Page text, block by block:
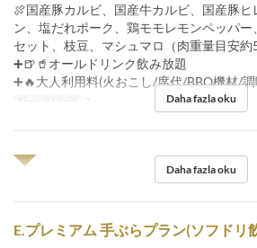
🍖国産豚カルビ、国産牛カルビ、国産豚
ン、塩だれポーク、鶏モモレモンペッパ
セット、枝豆、マシュマロ（肉重量目安約
➕🍺🥤オールドリンク飲み放題
➕🔥大人利用料(火おこし/席代/BBQ機材/
Sipariş Limiti 2 ~ Daha fazla oku
◥◤
Daha fazla oku
E.プレミアム 手ぶらプラン(ソフドリ